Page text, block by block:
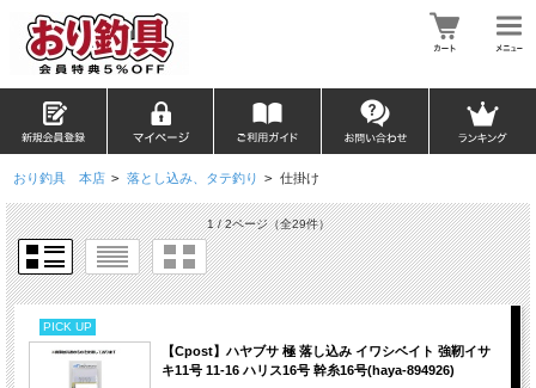
おり釣具 本店 > 落とし込み、タテ釣り > 仕掛け
1 / 2ページ（全29件）
PICK UP
【Cpost】ハヤブサ 極 落し込み イワシベイト 強靭イサ
キ11号 11-16 ハリス16号 幹糸16号(haya-894926)